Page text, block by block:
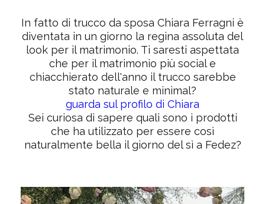
In fatto di trucco da sposa Chiara Ferragni è
diventata in un giorno la regina assoluta del
look per il matrimonio. Ti saresti aspettata
che per il matrimonio più social e
chiacchierato dell'anno il trucco sarebbe
stato naturale e minimal?
guarda sul profilo di Chiara
Sei curiosa di sapere quali sono i prodotti
che ha utilizzato per essere così
naturalmente bella il giorno del sì a Fedez?